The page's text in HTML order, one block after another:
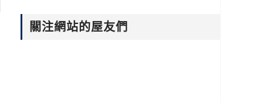
關注網站的屋友們